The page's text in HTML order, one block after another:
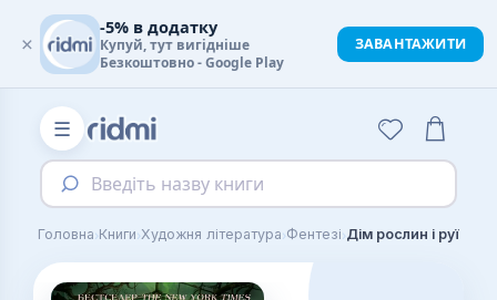
☰
Введіть назву книги
Головна›Книги›Художня література›Фентезі›Дім рослин і руїн
×
-5% в додатку
Купуй, тут вигідніше
Безкоштовно - Google Play
ЗАВАНТАЖИТИ